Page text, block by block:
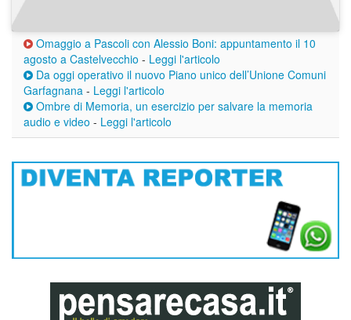
Omaggio a Pascoli con Alessio Boni: appuntamento il 10
agosto a Castelvecchio - Leggi l'articolo
Da oggi operativo il nuovo Piano unico dell’Unione Comuni
Garfagnana - Leggi l'articolo
Ombre di Memoria, un esercizio per salvare la memoria
audio e video - Leggi l'articolo